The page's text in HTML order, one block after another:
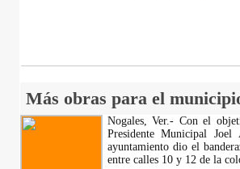
Más obras para el
Nogales, Ver.- Con el
Presidente Municipal
ayuntamiento dio el
entre calles 10 y 12 de la